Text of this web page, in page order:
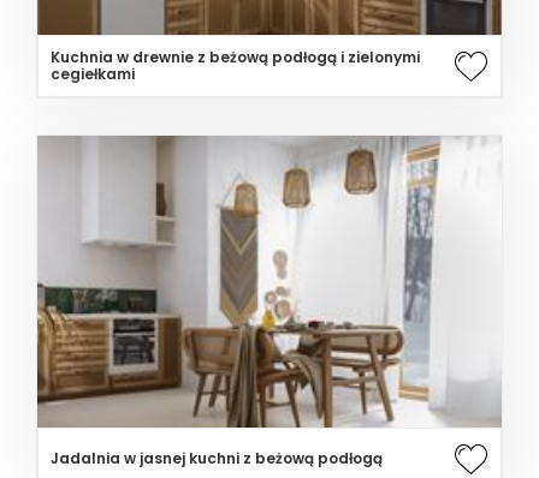
Kuchnia w drewnie z beżową podłogą i zielonymi
cegiełkami
Jadalnia w jasnej kuchni z beżową podłogą